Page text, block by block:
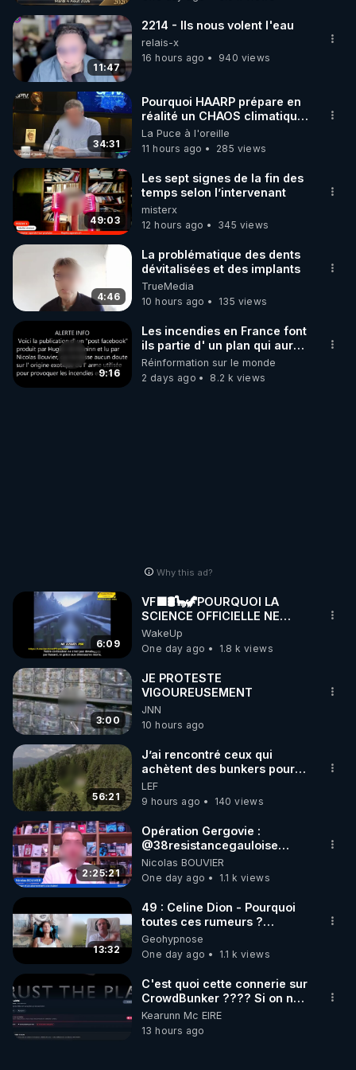
proposée est la seule à même de guérir la
personne ?
C'est ce que l'on va voir aujourd'hui ….
________________
▶ Telegram : https://t.me/rgnr_fr
▶ Facebook :
https://www.facebook.com/thierry.rgnr/
▶ Instagram  :
https://www.instagram.com/Thierrycasasnovas_rgn
▶Twitter : https://twitter.com/thierrycas
MARCHE 📷
11:47
2214 - Ils nous volent l'eau
relais-x
16 hours ago
940 views
34:31
Pourquoi HAARP prépare en
réalité un CHAOS climatique,
on répond
La Puce à l'oreille
11 hours ago
285 views
49:03
Les sept signes de la fin des
temps selon l’intervenant
misterx
12 hours ago
345 views
4:46
La problématique des dents
dévitalisées et des implants
TrueMedia
10 hours ago
135 views
9:16
Les incendies en France font
ils partie d' un plan qui aurait
débuté le 11 septembre 2001
?
Réinformation sur le monde
2 days ago
8.2 k views
Why this ad?
6:09
VF🟩🛢🦕🦖POURQUOI LA
SCIENCE OFFICIELLE NE
CONNAÎT-ELLE PAS LA VRAIE
ORIGINE DU PÉTROL -
Jocelyne Tr
WakeUp
One day ago
1.8 k views
3:00
JE PROTESTE
VIGOUREUSEMENT
JNN
10 hours ago
56:21
J’ai rencontré ceux qui
achètent des bunkers pour
survivre à la fin du monde
LEF
9 hours ago
140 views
2:25:21
Opération Gergovie :
‪@38resistancegauloise‬
‪@MarionSigautOfficiel‬
‪@gladysriifard5710‬ Laëtitia
Nicolas BOUVIER
One day ago
1.1 k views
13:32
49 : Celine Dion - Pourquoi
toutes ces rumeurs ?
Enquête sous hypnose
Geohypnose
One day ago
1.1 k views
C'est quoi cette connerie sur
CrowdBunker ???? Si on ne
peut plus publier, c'est un
peu de la censure. Ne payez
pas les boucliers pour voir
Kearunn Mc EIRE
13 hours ago